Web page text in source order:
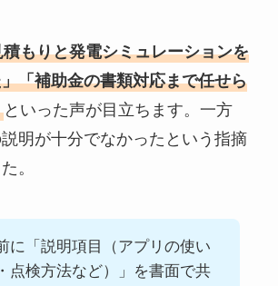
積もりと発電シミュレーションを
「補助金の書類対応まで任せら
といった声が目立ちます。一方
明が十分でなかったという指摘
。
に「説明項目（アプリの使い
点検方法など）」を書面で共